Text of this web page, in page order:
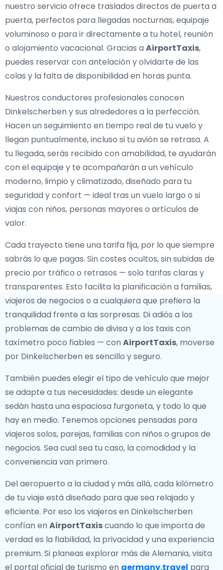
nuestro servicio ofrece traslados directos de puerta a
puerta, perfectos para llegadas nocturnas, equipaje
voluminoso o para ir directamente a tu hotel, reunión
o alojamiento vacacional. Gracias aAirportTaxis,
puedes reservar con antelación y olvidarte de las
colas y la falta de disponibilidad en horas punta.
Nuestros conductores profesionales conocen
Dinkelscherben y sus alrededores a la perfección.
Hacen un seguimiento en tiempo real de tu vuelo y
llegan puntualmente, incluso si tu avión se retrasa. A
tu llegada, serás recibido con amabilidad, te ayudarán
con el equipaje y te acompañarán a un vehículo
moderno, limpio y climatizado, diseñado para tu
seguridad y confort — ideal tras un vuelo largo o si
viajas con niños, personas mayores o artículos de
valor.
Cada trayecto tiene una tarifa fija, por lo que siempre
sabrás lo que pagas. Sin costes ocultos, sin subidas de
precio por tráfico o retrasos — solo tarifas claras y
transparentes. Esto facilita la planificación a familias,
viajeros de negocios o a cualquiera que prefiera la
tranquilidad frente a las sorpresas. Di adiós a los
problemas de cambio de divisa y a los taxis con
taxímetro poco fiables — con AirportTaxis, moverse
por Dinkelscherben es sencillo y seguro.
También puedes elegir el tipo de vehículo que mejor
se adapte a tus necesidades: desde un elegante
sedán hasta una espaciosa furgoneta, y todo lo que
hay en medio. Tenemos opciones pensadas para
viajeros solos, parejas, familias con niños o grupos de
negocios. Sea cual sea tu caso, la comodidad y la
conveniencia van primero.
Del aeropuerto a la ciudad y más allá, cada kilómetro
de tu viaje está diseñado para que sea relajado y
eficiente. Por eso los viajeros en Dinkelscherben
confían en AirportTaxiscuando lo que importa de
verdad es la fiabilidad, la privacidad y una experiencia
premium. Si planeas explorar más de Alemania, visita
el portal oficial de turismo en germany.travel para